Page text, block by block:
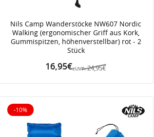
Nils Camp Wanderstöcke NW607 Nordic
Walking (ergonomischer Griff aus Kork,
Gummispitzen, höhenverstellbar) rot - 2
Stück
eUVP: 24,95€
16,95€
-10%
10% reduziert